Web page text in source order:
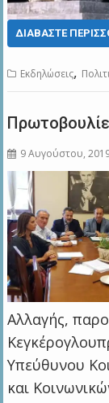
ΔΙΑΒΆΣΤΕ
Εκδηλώσεις,
9 Αυγούστου,
Αλλαγής,
Υπεύθυνου
και